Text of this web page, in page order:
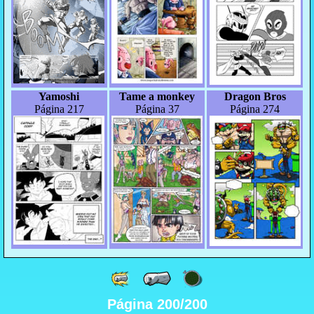
Yamoshi
Página 217
Tame a monkey
Página 37
Dragon Bros
Página 274
Página 200/200